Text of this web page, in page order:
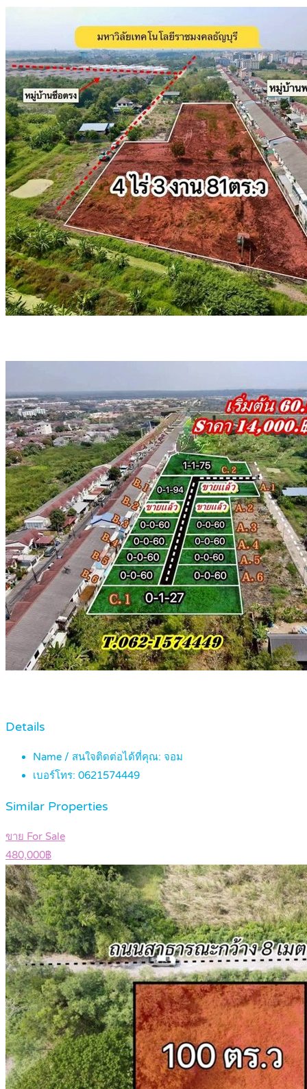
Details
Name / สนใจติดต่อได้ที่คุณ: จอม
เบอร์โทร: 0621574449
Similar Properties
ขาย For Sale
480,000฿